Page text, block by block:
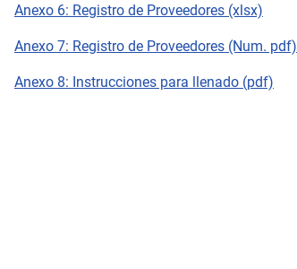
Anexo 6: Registro de Proveedores (xlsx)
Anexo 7: Registro de Proveedores (Num. pdf)
Anexo 8: Instrucciones para llenado (pdf)